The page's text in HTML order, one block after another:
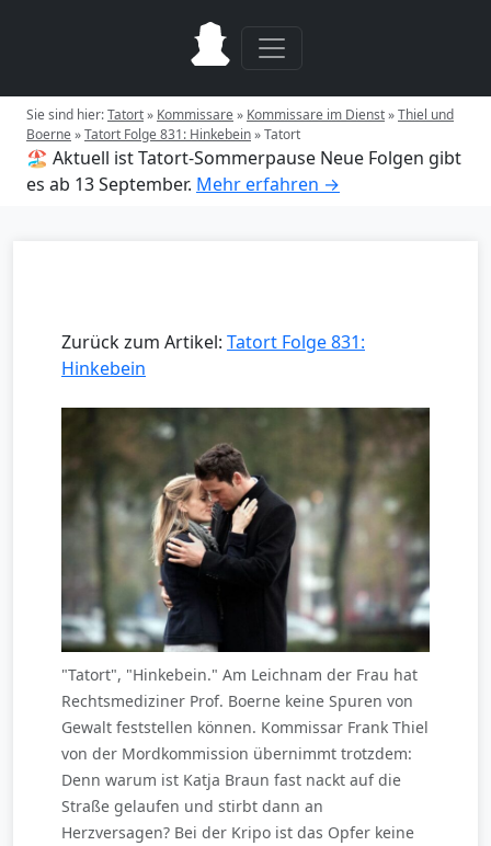
Sie sind hier:Tatort» Kommissare» Kommissare im Dienst»Thiel und
Boerne»Tatort Folge 831: Hinkebein»Tatort
🏖️ Aktuell ist Tatort-Sommerpause Neue Folgen gibt
es ab 13 September. Mehr erfahren →
Zurück zum Artikel: Tatort Folge 831:
Hinkebein
"Tatort", "Hinkebein." Am Leichnam der Frau hat
Rechtsmediziner Prof. Boerne keine Spuren von
Gewalt feststellen können. Kommissar Frank Thiel
von der Mordkommission übernimmt trotzdem:
Denn warum ist Katja Braun fast nackt auf die
Straße gelaufen und stirbt dann an
Herzversagen? Bei der Kripo ist das Opfer keine